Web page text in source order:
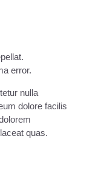
error.
nulla
dolore facilis
quas.